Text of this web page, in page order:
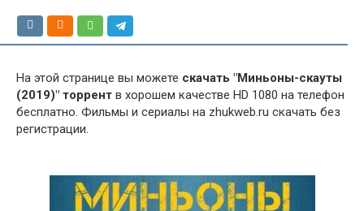
На этой странице вы можете скачать "Миньоны-скауты
(2019)" торрент в хорошем качестве HD 1080 на телефон
бесплатно. Фильмы и сериалы на zhukweb.ru скачать без
регистрации.